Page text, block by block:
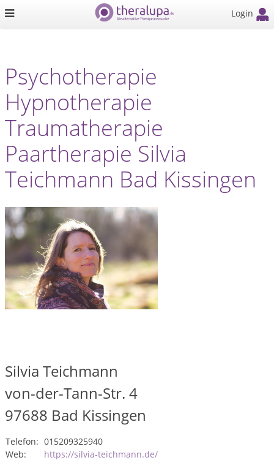
Login
Psychotherapie
Hypnotherapie
Traumatherapie
Paartherapie Silvia
Teichmann Bad Kissingen
Silvia Teichmann
von-der-Tann-Str. 4
97688 Bad Kissingen
Telefon: 015209325940
Web:
https://silvia-teichmann.de/